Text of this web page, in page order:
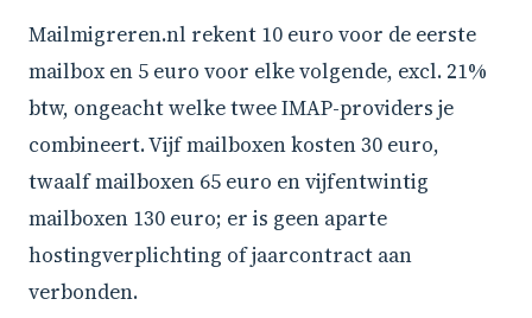
Mailmigreren.nl rekent 10 euro voor de eerste
mailbox en 5 euro voor elke volgende, excl. 21%
btw, ongeacht welke twee IMAP-providers je
combineert. Vijf mailboxen kosten 30 euro,
twaalf mailboxen 65 euro en vijfentwintig
mailboxen 130 euro; er is geen aparte
hostingverplichting of jaarcontract aan
verbonden.